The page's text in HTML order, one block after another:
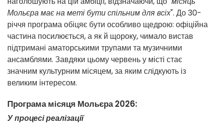
Мольєра має на меті бути спільним для всіх". До 30-
річчя програма обіцяє бути особливо щедрою: офіційна
частина посилюється, а як й щороку, чимало вистав
підтримані аматорськими трупами та музичними
ансамблями. Завдяки цьому червень у місті стає
значним культурним місяцем, за яким слідкують із
великим інтересом.
Програма місяця Мольєра 2026:
У процесі реалізації